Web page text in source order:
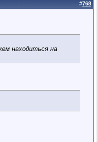
#768
находиться на